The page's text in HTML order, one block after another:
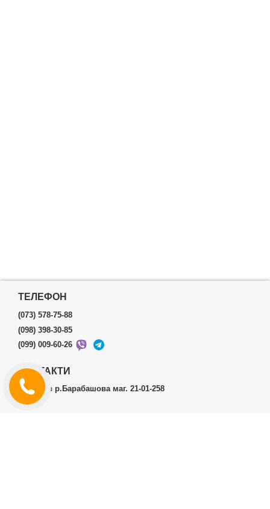
ТЕЛЕФОН
(073) 578-75-88
(098) 398-30-85
(099) 009-60-26
КОНТАКТИ
м.Харків р.Барабашова маг. 21-01-258